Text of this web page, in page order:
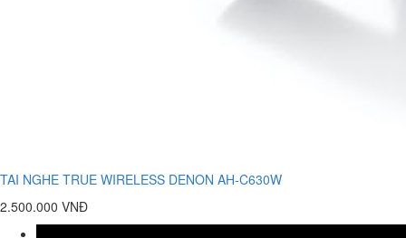
TAI NGHE TRUE WIRELESS DENON AH-C630W
2.500.000 VNĐ